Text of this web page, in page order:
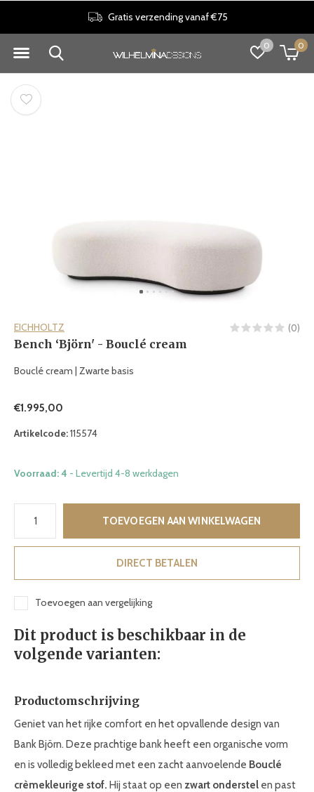
0 0
Gratis verzending vanaf €75
EICHHOLTZ (0)
Bench ‘Björn' - Bouclé cream
Bouclé cream | Zwarte basis
€1.995,00
Artikelcode:115574
Voorraad: 4 - Levertijd 4-8 werkdagen
TOEVOEGEN AAN WINKELWAGEN
DIRECT BETALEN
Toevoegen aan vergelijking
Dit product is beschikbaar in de
volgende varianten:
Productomschrijving
Geniet van het rijke comfort en het opvallende design van
Bank Björn. Deze prachtige bank heeft een organische vorm
en is volledig bekleed met een zacht aanvoelende Bouclé
crèmekleurige stof. Hij staat op een zwart onderstel en past